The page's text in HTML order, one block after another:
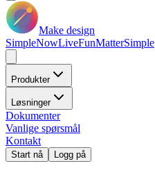
Make design
SimpleNowLiveFunMatterSimple
Produkter
Løsninger
Dokumenter
Vanlige spørsmål
Kontakt
Start nå Logg på